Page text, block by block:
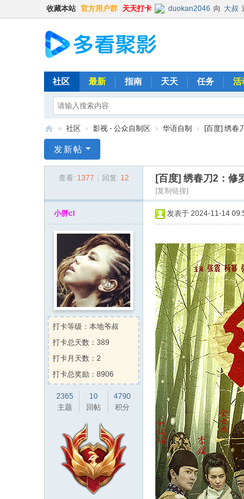
收藏本站 官方用户群 天天打卡 duokan2046 向 大叔
gpgp Kehk 送出
gpgp 向 Kehk 送出
gpgp 向 阿酷酷不酷
gpgp 向 阿酷酷不酷
gpgp 向 普凡 送出
gpgp 送出
gpgp 向 e6u32a 送出
gpgp 向 有糖吃的坏
gpgp 向 有糖吃的坏
gpgp 向 两津勘吉 送
vrli 向 chow80000 送
aimingzun 向
hongbang 向
社区 最新 指南 天天 任务 活
看
影
» 社区 › 影视 - 公众自制区 › 华语自制 › [百度] 绣春
发新帖
查看: 1377 回复: 12 [百度] 绣春刀2：
[复制链接]
小胖cl
打卡等级：本地爷叔
打卡总天数：389
打卡月天数：2
打卡总奖励：8906
2365
主题
10
回帖
4790
积分
发表于 2024-11-14